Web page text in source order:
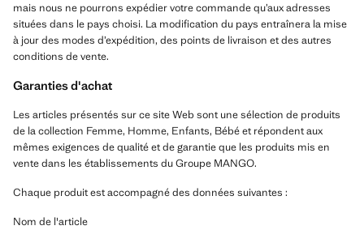
mais nous ne pourrons expédier votre commande qu’aux adresses
situées dans le pays choisi. La modification du pays entraînera la mise
à jour des modes d’expédition, des points de livraison et des autres
conditions de vente.
Garanties d'achat
Les articles présentés sur ce site Web sont une sélection de produits
de la collection Femme, Homme, Enfants, Bébé et répondent aux
mêmes exigences de qualité et de garantie que les produits mis en
vente dans les établissements du Groupe MANGO.
Chaque produit est accompagné des données suivantes :
Nom de l'article